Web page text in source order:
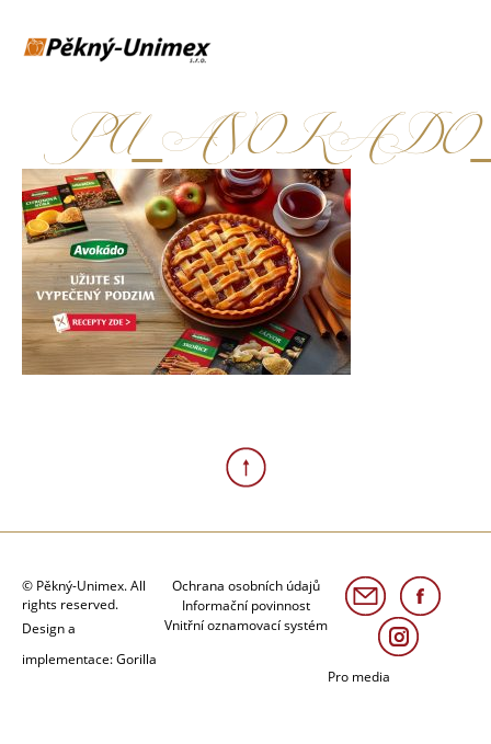
© Pěkný-Unimex. All
rights reserved.
Design a
implementace: Gorilla
Ochrana osobních údajů
Informační povinnost
Vnitřní oznamovací systém
Pro media